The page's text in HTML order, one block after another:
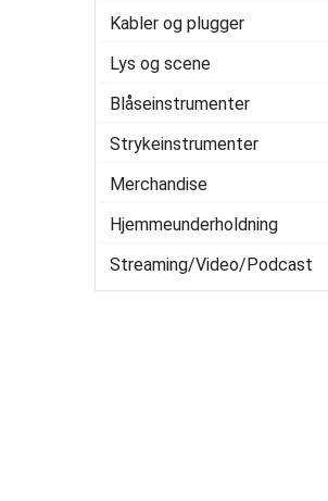
Kabler og plugger
Lys og scene
Blåseinstrumenter
Strykeinstrumenter
Merchandise
Hjemmeunderholdning
Streaming/Video/Podcast